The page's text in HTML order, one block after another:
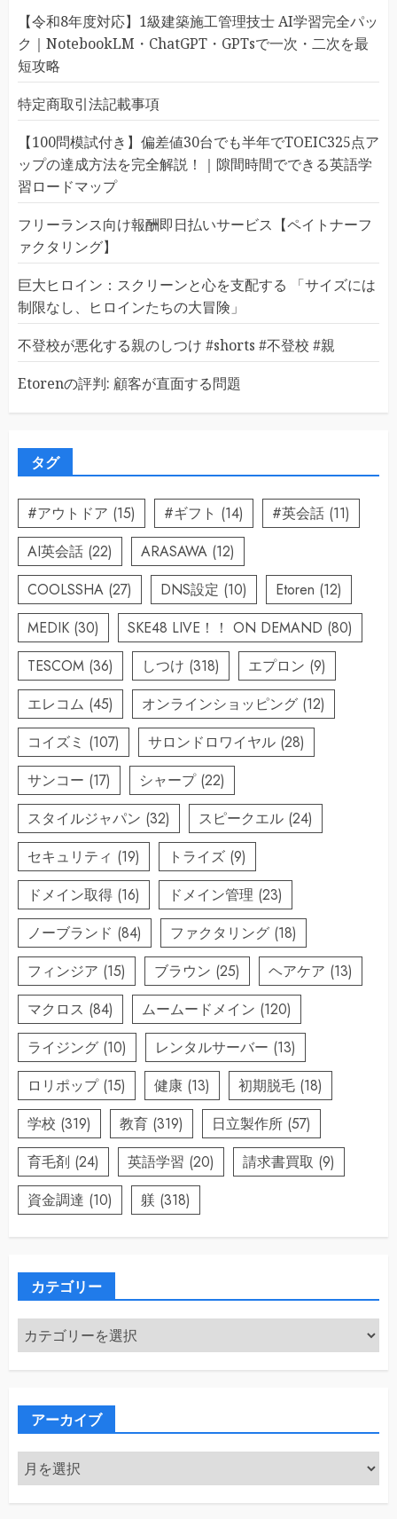
【令和8年度対応】1級建築施工管理技士 AI学習完全パッ
ク｜NotebookLM・ChatGPT・GPTsで一次・二次を最
短攻略
特定商取引法記載事項
【100問模試付き】偏差値30台でも半年でTOEIC325点ア
ップの達成方法を完全解説！｜隙間時間でできる英語学
習ロードマップ
フリーランス向け報酬即日払いサービス【ペイトナーフ
ァクタリング】
巨大ヒロイン：スクリーンと心を支配する 「サイズには
制限なし、ヒロインたちの大冒険」
不登校が悪化する親のしつけ #shorts #不登校 #親
Etorenの評判: 顧客が直面する問題
タグ
#アウトドア (15) #ギフト (14) #英会話 (11)
AI英会話 (22) ARASAWA (12)
COOLSSHA (27) DNS設定 (10) Etoren (12)
MEDIK (30) SKE48 LIVE！！ ON DEMAND (80)
TESCOM (36) しつけ (318) エプロン (9)
エレコム (45) オンラインショッピング (12)
コイズミ (107) サロンドロワイヤル (28)
サンコー (17) シャープ(22)
スタイルジャパン (32) スピークエル (24)
セキュリティ (19) トライズ (9)
ドメイン取得 (16) ドメイン管理 (23)
ノーブランド (84) ファクタリング (18)
フィンジア (15) ブラウン (25) ヘアケア (13)
マクロス (84) ムームードメイン (120)
ライジング (10) レンタルサーバー (13)
ロリポップ(15) 健康 (13) 初期脱毛 (18)
学校 (319) 教育 (319) 日立製作所 (57)
育毛剤 (24) 英語学習 (20) 請求書買取 (9)
資金調達 (10) 躾 (318)
カテゴリー
カ
テ
ゴ
アーカイブ
ア
ー
カ